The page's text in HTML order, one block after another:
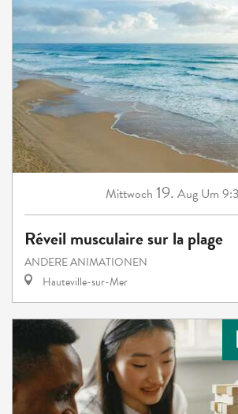
Mittwoch 19. Aug Um
Réveil musculaire sur la plage
ANDERE ANIMATIONEN
Hauteville-sur-Mer